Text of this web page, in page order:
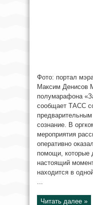
Фото: портал
Максим Денисов
полумарафона
сообщает ТАСС
сознание. В
мероприятия
оперативно
помощи, которые
настоящий
находится в
...
Читать далее »